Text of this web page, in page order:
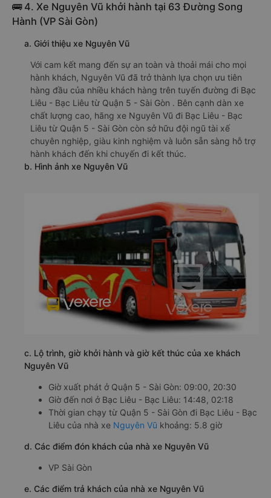
🚌 4. Xe Nguyên Vũ khởi hành tại 63 Đường Song
Hành (VP Sài Gòn)
a. Giới thiệu xe Nguyên Vũ
Với cam kết mang đến sự an toàn và thoải mái cho mọi
hành khách, Nguyên Vũ đã trở thành lựa chọn ưu tiên
hàng đầu của nhiều khách hàng trên tuyến đường đi Bạc
Liêu - Bạc Liêu từ Quận 5 - Sài Gòn . Bên cạnh dàn xe
chất lượng cao, hãng xe Nguyên Vũ đi Bạc Liêu - Bạc
Liêu từ Quận 5 - Sài Gòn còn sở hữu đội ngũ tài xế
chuyên nghiệp, giàu kinh nghiệm và luôn sẵn sàng hỗ trợ
hành khách đến khi chuyến đi kết thúc.
b. Hình ảnh xe Nguyên Vũ
c. Lộ trình, giờ khởi hành và giờ kết thúc của xe khách
Nguyên Vũ
Giờ xuất phát ở Quận 5 - Sài Gòn: 09:00, 20:30
Giờ đến nơi ở Bạc Liêu - Bạc Liêu: 14:48, 02:18
Thời gian chạy từ Quận 5 - Sài Gòn đi Bạc Liêu - Bạc
Liêu của nhà xe Nguyên Vũ khoảng: 5.8 giờ
d. Các điểm đón khách của nhà xe Nguyên Vũ
VP Sài Gòn
e. Các điểm trả khách của nhà xe Nguyên Vũ